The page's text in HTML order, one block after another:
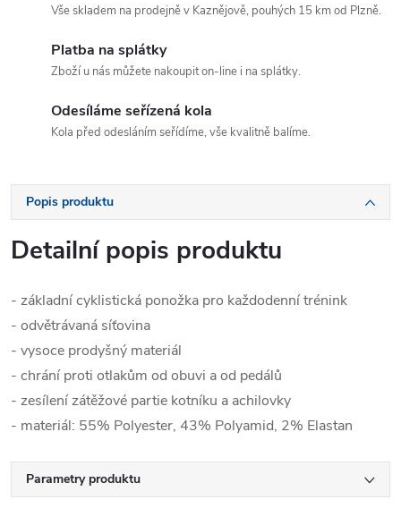
Vše skladem na prodejně v Kaznějově, pouhých 15 km od Plzně.
Platba na splátky
Zboží u nás můžete nakoupit on-line i na splátky.
Odesíláme seřízená kola
Kola před odesláním seřídíme, vše kvalitně balíme.
Popis produktu
Detailní popis produktu
- základní cyklistická ponožka pro každodenní trénink
- odvětrávaná síťovina
- vysoce prodyšný materiál
- chrání proti otlakům od obuvi a od pedálů
- zesílení zátěžové partie kotníku a achilovky
- materiál: 55% Polyester, 43% Polyamid, 2% Elastan
Parametry produktu